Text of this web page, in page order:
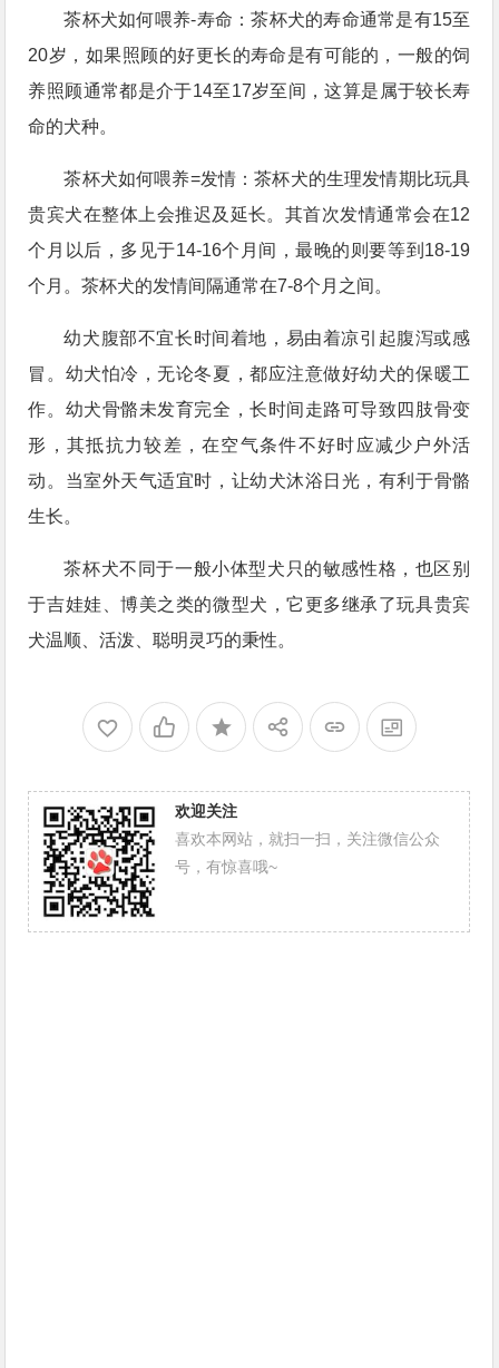
茶杯犬如何喂养-寿命：茶杯犬的寿命通常是有15至
20岁，如果照顾的好更长的寿命是有可能的，一般的饲
养照顾通常都是介于14至17岁至间，这算是属于较长寿
命的犬种。
茶杯犬如何喂养=发情：茶杯犬的生理发情期比玩具
贵宾犬在整体上会推迟及延长。其首次发情通常会在12
个月以后，多见于14-16个月间，最晚的则要等到18-19
个月。茶杯犬的发情间隔通常在7-8个月之间。
幼犬腹部不宜长时间着地，易由着凉引起腹泻或感
冒。幼犬怕冷，无论冬夏，都应注意做好幼犬的保暖工
作。幼犬骨骼未发育完全，长时间走路可导致四肢骨变
形，其抵抗力较差，在空气条件不好时应减少户外活
动。当室外天气适宜时，让幼犬沐浴日光，有利于骨骼
生长。
茶杯犬不同于一般小体型犬只的敏感性格，也区别
于吉娃娃、博美之类的微型犬，它更多继承了玩具贵宾
犬温顺、活泼、聪明灵巧的秉性。
欢迎关注
喜欢本网站，就扫一扫，关注微信公众
号，有惊喜哦~